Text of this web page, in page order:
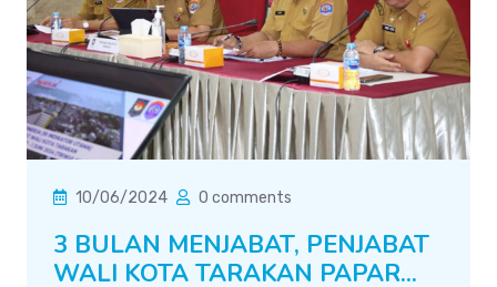
10/06/2024 0 comments
3 BULAN MENJABAT, PENJABAT
WALI KOTA TARAKAN PAPAR...